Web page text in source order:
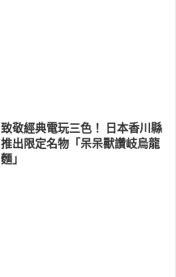
致敬經典電玩三色！ 日本香川縣
推出限定名物「呆呆獸讚岐烏龍
麵」